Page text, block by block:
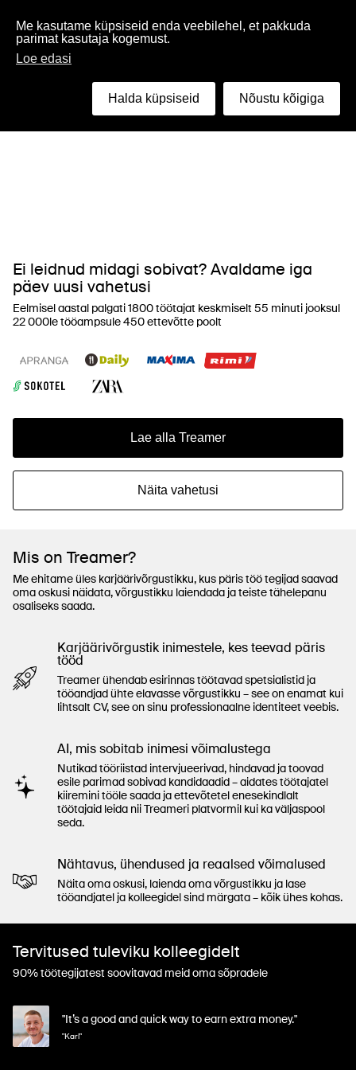
Eesti
Ei leidnud midagi sobivat? Avaldame iga
päev uusi vahetusi
Eelmisel aastal palgati 1800 töötajat keskmiselt 55 minuti jooksul
22 000le tööampsule 450 ettevõtte poolt
Lae alla Treamer
Näita vahetusi
Mis on Treamer?
Me ehitame üles karjäärivõrgustikku, kus päris töö tegijad saavad
oma oskusi näidata, võrgustikku laiendada ja teiste tähelepanu
osaliseks saada.
Karjäärivõrgustik inimestele, kes teevad päris
tööd
Treamer ühendab esirinnas töötavad spetsialistid ja
tööandjad ühte elavasse võrgustikku – see on enamat kui
lihtsalt CV, see on sinu professionaalne identiteet veebis.
AI, mis sobitab inimesi võimalustega
Nutikad tööriistad intervjueerivad, hindavad ja toovad
esile parimad sobivad kandidaadid – aidates töötajatel
kiiremini tööle saada ja ettevõtetel enesekindlalt
töötajaid leida nii Treameri platvormil kui ka väljaspool
seda.
Nähtavus, ühendused ja reaalsed võimalused
Näita oma oskusi, laienda oma võrgustikku ja lase
tööandjatel ja kolleegidel sind märgata – kõik ühes kohas.
Tervitused tuleviku kolleegidelt
90% töötegijatest soovitavad meid oma sõpradele
"It’s a good and quick way to earn extra money."
"Karl"
Me kasutame küpsiseid enda veebilehel, et pakkuda
parimat kasutaja kogemust.
Loe edasi
Halda küpsiseid Nõustu kõigiga